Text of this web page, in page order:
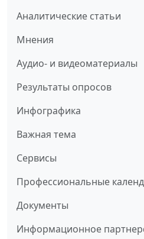
Аналитические статьи
Мнения
Аудио- и видеоматериалы
Результаты опросов
Инфографика
Важная тема
Сервисы
Профессиональные
Документы
Информационное